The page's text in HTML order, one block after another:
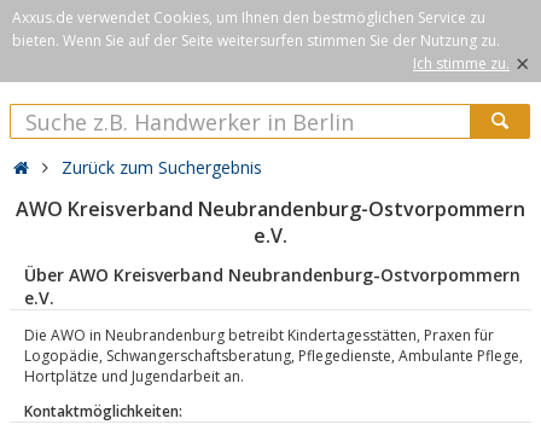
Axxus.de verwendet Cookies, um Ihnen den bestmöglichen Service zu
bieten. Wenn Sie auf der Seite weitersurfen stimmen Sie der Nutzung zu.
Ich stimme zu. ×
Zurück zum Suchergebnis
AWO Kreisverband Neubrandenburg-Ostvorpommern
e.V.
Über AWO Kreisverband Neubrandenburg-Ostvorpommern
e.V.
Die AWO in Neubrandenburg betreibt Kindertagesstätten, Praxen für
Logopädie, Schwangerschaftsberatung, Pflegedienste, Ambulante Pflege,
Hortplätze und Jugendarbeit an.
Kontaktmöglichkeiten: